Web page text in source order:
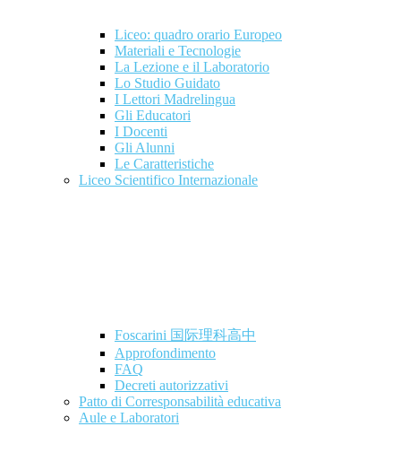
Liceo: quadro orario Europeo
Materiali e Tecnologie
La Lezione e il Laboratorio
Lo Studio Guidato
I Lettori Madrelingua
Gli Educatori
I Docenti
Gli Alunni
Le Caratteristiche
Liceo Scientifico Internazionale
Foscarini 国际理科高中
Approfondimento
FAQ
Decreti autorizzativi
Patto di Corresponsabilità educativa
Aule e Laboratori